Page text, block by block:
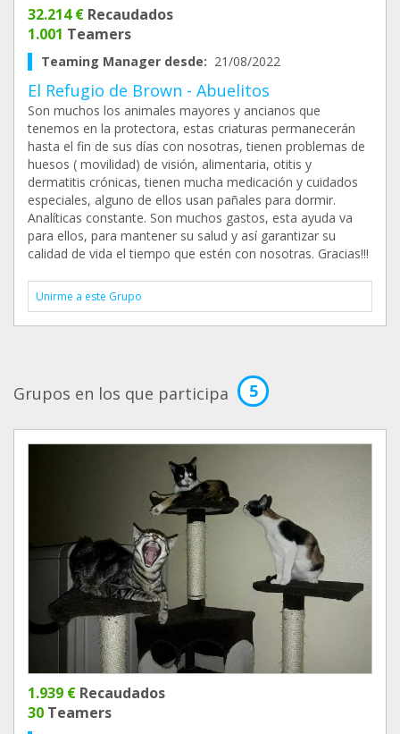
32.214 € Recaudados
1.001 Teamers
Teaming Manager desde: 21/08/2022
El Refugio de Brown - Abuelitos
Son muchos los animales mayores y ancianos que
tenemos en la protectora, estas criaturas permanecerán
hasta el fin de sus días con nosotras, tienen problemas de
huesos ( movilidad) de visión, alimentaria, otitis y
dermatitis crónicas, tienen mucha medicación y cuidados
especiales, alguno de ellos usan pañales para dormir.
Analíticas constante. Son muchos gastos, esta ayuda va
para ellos, para mantener su salud y así garantizar su
calidad de vida el tiempo que estén con nosotras. Gracias!!!
Unirme a este Grupo
Grupos en los que participa 5
1.939 € Recaudados
30 Teamers